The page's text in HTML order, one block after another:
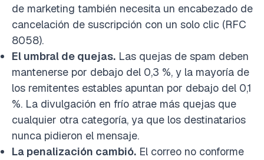
de marketing también necesita un encabezado de
cancelación de suscripción con un solo clic (RFC
8058).
El umbral de quejas. Las quejas de spam deben
mantenerse por debajo del 0,3 %, y la mayoría de
los remitentes estables apuntan por debajo del 0,1
%. La divulgación en frío atrae más quejas que
cualquier otra categoría, ya que los destinatarios
nunca pidieron el mensaje.
La penalización cambió. El correo no conforme